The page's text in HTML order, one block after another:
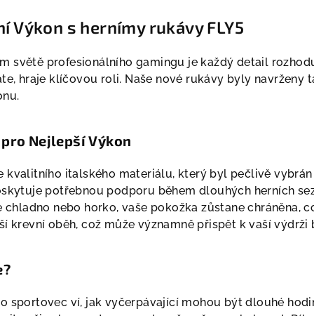
Výkon s hernímy rukávy FLY5
světě profesionálního gamingu je každý detail
hraje klíčovou roli. Naše nové rukávy byly
Nejlepší Výkon
kvalitního italského materiálu, který byl pečlivě
potřebnou podporu během dlouhých herních
chladno nebo horko, vaše pokožka zůstane chráněna,
krevní oběh, což může významně přispět k vaší výdrži
sportovec ví, jak vyčerpávající mohou být dlouhé